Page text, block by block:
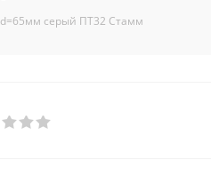
серый ПТ32 Стамм